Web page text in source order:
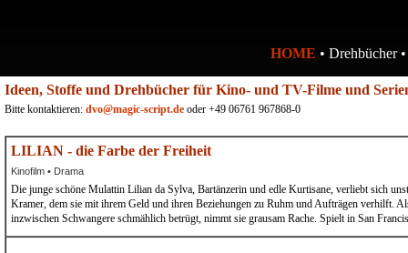
HOME • Drehbücher
Ideen, Stoffe und Drehbücher für Kino- und TV-Filme und
Bitte kontaktieren: dvo@magic-script.de oder +49 06761 967868-0
LILIAN - die Farbe der Freiheit
Kinofilm • Drama
Die junge schöne Mulattin Lilian da Sylva, Bartänzerin und edle Kurtisane, verliebt sich
Kramer, dem sie mit ihrem Geld und ihren Beziehungen zu Ruhm und Aufträgen verhilft.
inzwischen Schwangere schmählich betrügt, nimmt sie grausam Rache. Spielt in San